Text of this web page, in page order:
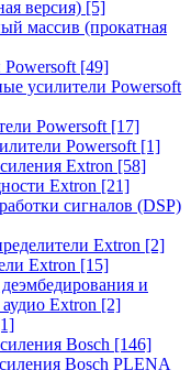
версия) [5]
массив (прокатная
[49]
усилители Powersoft
Powersoft [17]
Powersoft [1]
Extron [58]
Extron [21]
сигналов (DSP)
Extron [2]
Extron [15]
и
Extron [2]
Bosch [146]
Bosch PLENA